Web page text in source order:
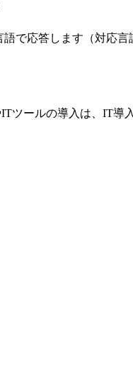
で応答します（対応
ツールの導入は、IT